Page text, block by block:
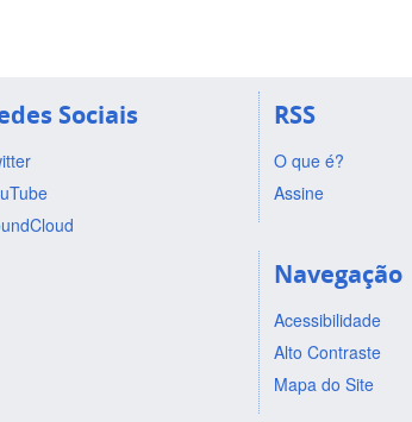
Sociais RSS
O que é?
Assine
Navegação
Acessibilidade
Alto Contraste
Mapa do Site